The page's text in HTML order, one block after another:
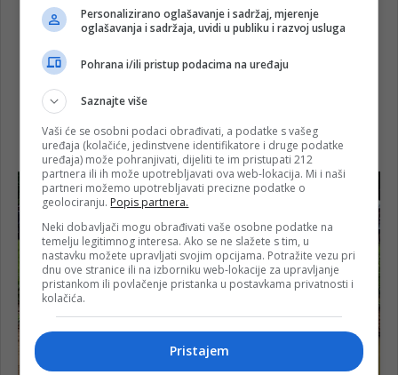
Personalizirano oglašavanje i sadržaj, mjerenje
oglašavanja i sadržaja, uvidi u publiku i razvoj usluga
Pohrana i/ili pristup podacima na uređaju
Saznajte više
Vaši će se osobni podaci obrađivati, a podatke s vašeg
uređaja (kolačiće, jedinstvene identifikatore i druge podatke
uređaja) može pohranjivati, dijeliti te im pristupati 212
partnera ili ih može upotrebljavati ova web-lokacija. Mi i naši
partneri možemo upotrebljavati precizne podatke o
geolociranju. Popis partnera.
Neki dobavljači mogu obrađivati vaše osobne podatke na
temelju legitimnog interesa. Ako se ne slažete s tim, u
nastavku možete upravljati svojim opcijama. Potražite vezu pri
dnu ove stranice ili na izborniku web-lokacije za upravljanje
pristankom ili povlačenje pristanka u postavkama privatnosti i
kolačića.
Pristajem